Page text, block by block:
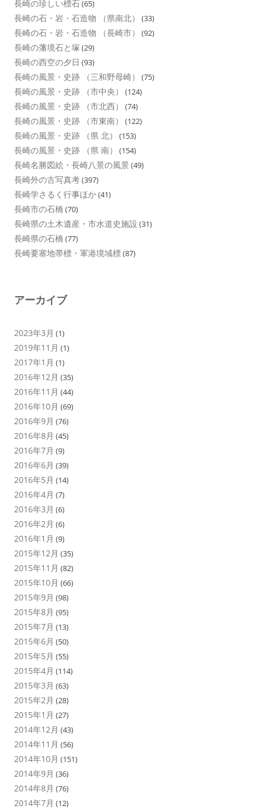
長崎の珍しい標石(65)
長崎の石・岩・石造物 （県南北） (33)
長崎の石・岩・石造物 （長崎市） (92)
長崎の藩境石と塚 (29)
長崎の西空の夕日 (93)
長崎の風景・史跡 （三和野母崎） (75)
長崎の風景・史跡 （市中央） (124)
長崎の風景・史跡 （市北西） (74)
長崎の風景・史跡 （市東南） (122)
長崎の風景・史跡 （県 北） (153)
長崎の風景・史跡 （県 南） (154)
長崎名勝図絵・長崎八景の風景 (49)
長崎外の古写真考(397)
長崎学さるく行事ほか(41)
長崎市の石橋 (70)
長崎県の土木遺産・市水道史施設 (31)
長崎県の石橋 (77)
長崎要塞地帯標・軍港境域標(87)
アーカイブ
2023年3月 (1)
2019年11月 (1)
2017年1月 (1)
2016年12月 (35)
2016年11月 (44)
2016年10月 (69)
2016年9月 (76)
2016年8月 (45)
2016年7月 (9)
2016年6月 (39)
2016年5月 (14)
2016年4月 (7)
2016年3月 (6)
2016年2月 (6)
2016年1月 (9)
2015年12月 (35)
2015年11月 (82)
2015年10月 (66)
2015年9月 (98)
2015年8月 (95)
2015年7月 (13)
2015年6月 (50)
2015年5月 (55)
2015年4月 (114)
2015年3月 (63)
2015年2月 (28)
2015年1月 (27)
2014年12月 (43)
2014年11月 (56)
2014年10月 (151)
2014年9月 (36)
2014年8月 (76)
2014年7月 (12)